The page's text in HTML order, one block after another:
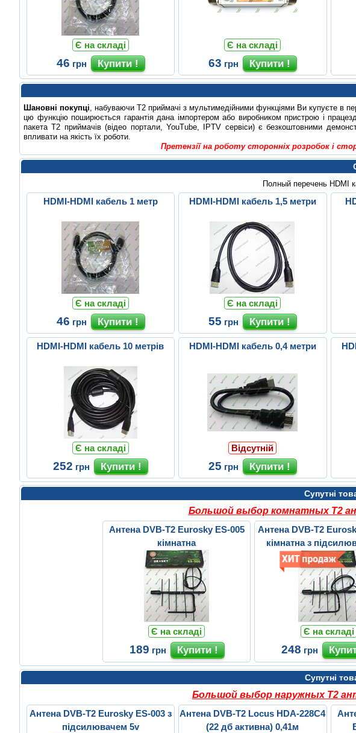
Є на складі
46 грн
Є на складі
63 грн
Шановні покупці, набуваючи Т2 приймачі з мультимедійними функціями Ви купуєте в
цю функцію поширюється гарантія дана імпортером або виробником пристрою і
пакета Т2 приймачів (відео портали, YouTube, IPTV сервіси) є безкоштовними
впливати на якість їх роботи.
Претензії на роботу сторонніх розробок і
Полный перечень HDMI
HDMI-HDMI кабель 1 метр
Є на складі
46 грн
HDMI-HDMI кабель 1,5 метри
Є на складі
55 грн
HDMI-HDMI кабель 10 метрів
Є на складі
252 грн
HDMI-HDMI кабель 0,4 метри
Відсутній
25 грн
Супутні
Большой выбор комнатных Т2
Антена DVB-T2 Eurosky ES-005
кімнатна
Є на складі
189 грн
Антена DVB-T2
кімнатна з
Є на складі
248 грн
Супутні
Большой выбор наружных Т2
Антена DVB-T2 Eurosky ES-003 з
підсилювачем 5v
Антена DVB-T2 Locus HDA-228C4
(22 дб активна) 0,41м